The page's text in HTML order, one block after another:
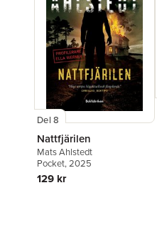
Del 8
Nattfjärilen
Mats Ahlstedt
Pocket, 2025
129 kr